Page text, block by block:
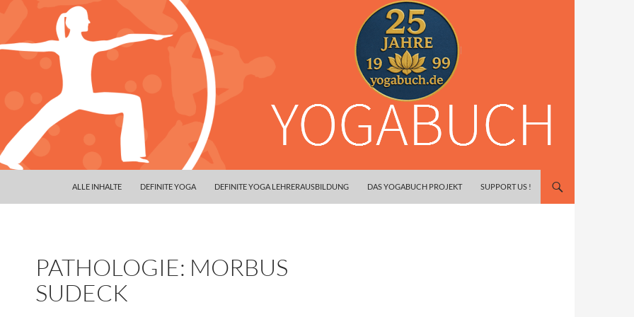
ALLE INHALTE DEFINITE YOGA DEFINITE YOGA LEHRERAUSBILDUNG DAS YOGABUCH PROJEKT SUPPORT US !
PATHOLOGIE: MORBUS
SUDECK